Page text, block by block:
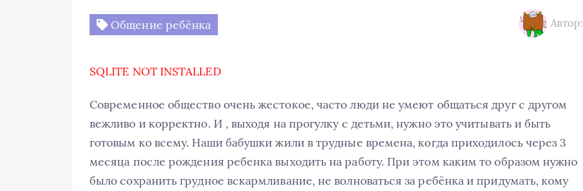
Общение ребёнка Автор:
SQLITE NOT INSTALLED
Современное общество очень жестокое, часто люди не умеют общаться друг с другом
вежливо и корректно. И , выходя на прогулку с детьми, нужно это учитывать и быть
готовым ко всему. Наши бабушки жили в трудные времена, когда приходилось через 3
месяца после рождения ребенка выходить на работу. При этом каким то образом нужно
было сохранить грудное вскармливание, не волноваться за ребёнка и придумать, кому